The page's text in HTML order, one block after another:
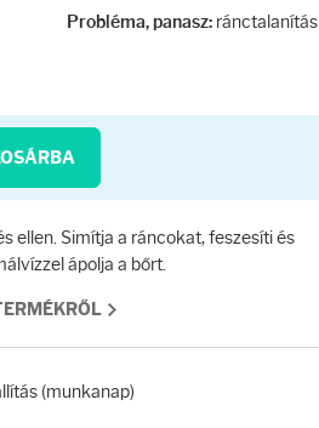
Probléma, panasz: ránctalanítás
ellen. Simítja a ráncokat, feszesíti és
ápolja a bőrt.
(munkanap)